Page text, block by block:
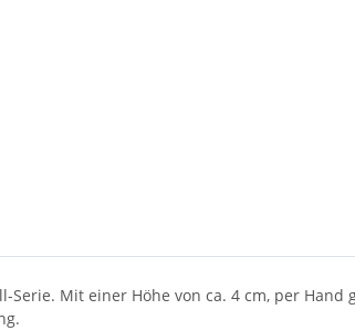
Mit einer Höhe von ca. 4 cm, per Hand